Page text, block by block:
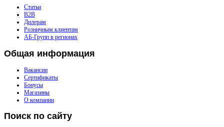
Статьи
B2B
Дилерам
Розничным клиентам
АБ-Групп в регионах
Общая информация
Вакансии
Сертификаты
Бонусы
Магазины
О компании
Поиск по сайту